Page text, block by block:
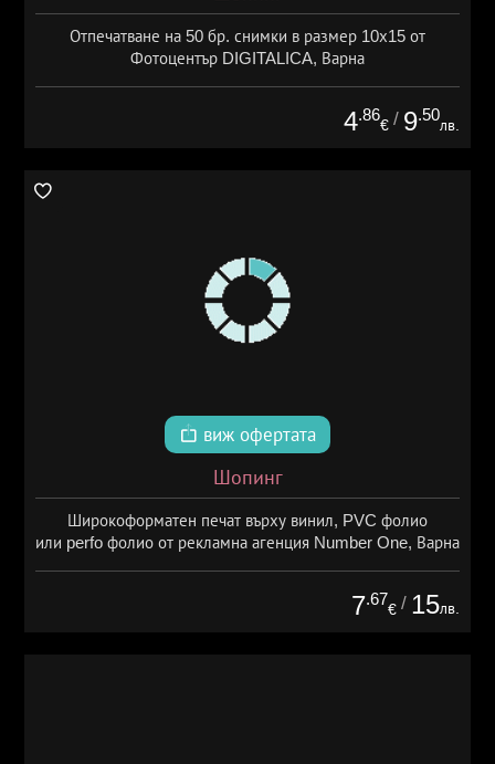
Отпечатване на 50 бр. снимки в размер 10х15 от
Фотоцентър DIGITALICA, Варна
4.86
€ / 9.50
лв.
виж офертата
Шопинг
Широкоформатен печат върху винил, PVC фолио
или perfo фолио от рекламна агенция Number One, Варна
7.67
€ / 15лв.